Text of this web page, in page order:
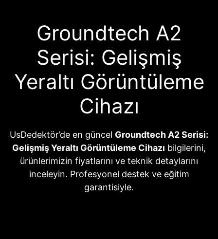
Groundtech A2
Serisi: Gelişmiş
Yeraltı Görüntüleme
Cihazı
UsDedektör’de en güncel Groundtech A2 Serisi:
Gelişmiş Yeraltı Görüntüleme Cihazı bilgilerini,
ürünlerimizin fiyatlarını ve teknik detaylarını
inceleyin. Profesyonel destek ve eğitim
garantisiyle.